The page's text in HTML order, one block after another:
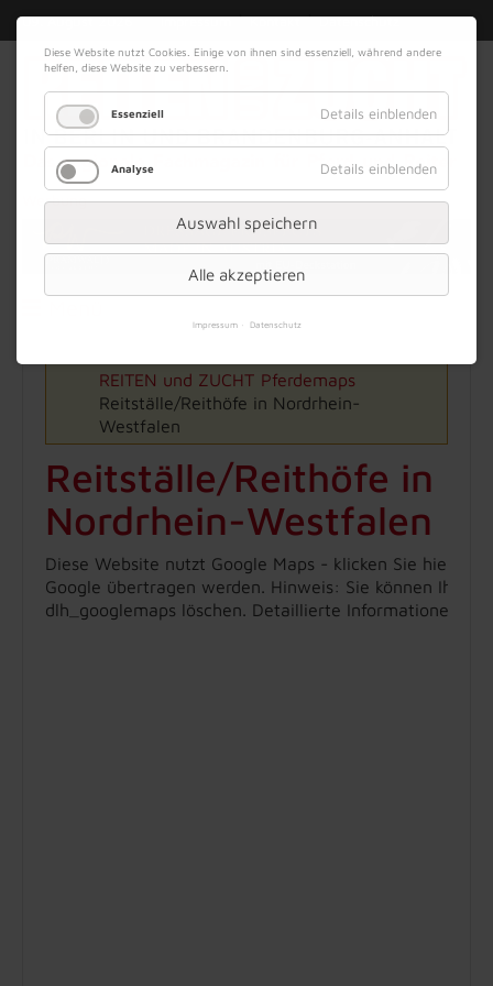
09. August 2026 Impressum|Kontakt|Datenschutz
Werbung
REITEN und ZUCHT Pferdemaps
Reitställe/Reithöfe in Nordrhein-
Westfalen
Reitställe/Reithöfe in
Nordrhein-Westfalen
Diese Website nutzt Google Maps - klicken Sie hier,
Google übertragen werden. Hinweis: Sie können Ihre
dlh_googlemaps löschen. Detaillierte Informationen
Diese Website nutzt Cookies. Einige von ihnen sind essenziell, während andere
helfen, diese Website zu verbessern.
Essenziell Details einblenden
Analyse Details einblenden
Auswahl speichern
Alle akzeptieren
Impressum Datenschutz